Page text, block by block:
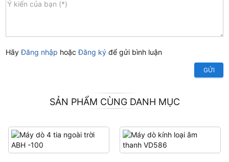
HãyĐăng nhập hoặcĐăng ký để gửi bình luận
GỬI
SẢN PHẨM CÙNG DANH MỤC